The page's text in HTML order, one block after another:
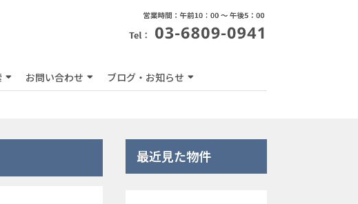
お問い合わせ ブログ・お知らせ
最近見た物件